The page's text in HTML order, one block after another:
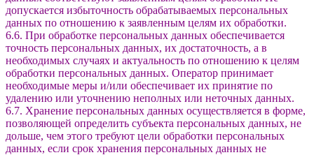
допускается избыточность обрабатываемых персональных
данных по отношению к заявленным целям их обработки.
6.6. При обработке персональных данных обеспечивается
точность персональных данных, их достаточность, а в
необходимых случаях и актуальность по отношению к целям
обработки персональных данных. Оператор принимает
необходимые меры и/или обеспечивает их принятие по
удалению или уточнению неполных или неточных данных.
6.7. Хранение персональных данных осуществляется в форме,
позволяющей определить субъекта персональных данных, не
дольше, чем этого требуют цели обработки персональных
данных, если срок хранения персональных данных не